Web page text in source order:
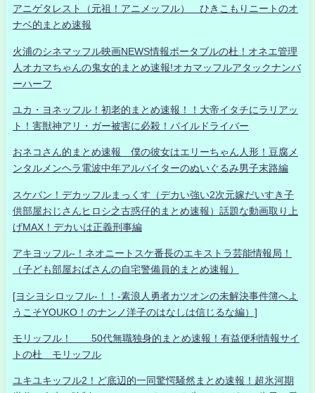
アニゲタレスト（元祖！アニメッフル） ひきこもりニートのオ
ナベ的まとめ速報
火浦のシネマッフル映画NEWS情報ポータブルの杜！オネエ管理
人オカマちゃんの鬼女的まとめ速報!オカマッフルアタックナンバ
ーハーフ
ユカ・ヨネッフル！初老的まとめ速報！！大帝イタチにラリアッ
ト！害獣神アリ・ガー被害に必殺！パイルドライバー
おネコさん的まとめ速報 僕の彼女はエリーちゃん人形！豆腐メ
ンタルメンヘラ電波中年アルバイターのぬいぐるみ男子末路編
スケバン！デカッフルまっくす（デカい強い2次元嫁だいすき子
供部屋おじさんヒロシ之古惑仔的まとめ速報）話題な動画取り上
げMAX！デカいは正義刑事編
アキヨッフル-！ネオニートスケ番長のエキストラ芸能情報局！
（子ども部屋おばさんの自宅警備員的まとめ速報）
[ヨシヨシロッフル-！！-素浪人勇者カツオンの未解決事件簿へよ
うこそYOUKO！のナンノ洋子のはなしは信じるな編）]
モリッフル！ 50代無職独身的まとめ速報！有益便利情報サイ
トの杜 モリッフル
ユキユキッフル2！ど底辺的一同驚愕騒然まとめ速報！超氷河期